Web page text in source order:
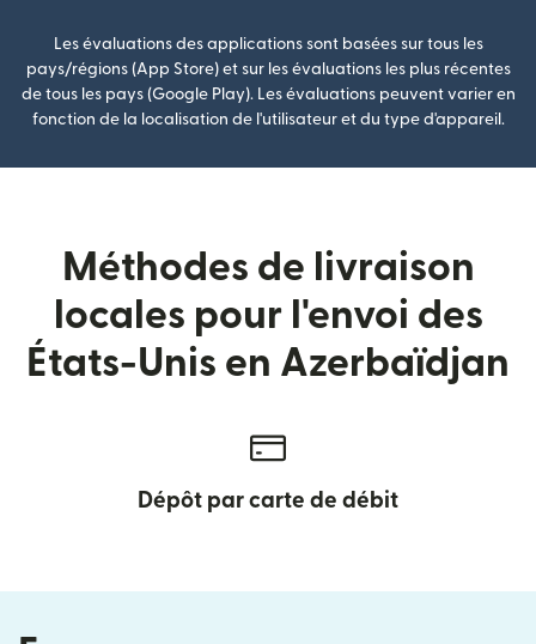
Les évaluations des applications sont basées sur tous les
pays/régions (App Store) et sur les évaluations les plus récentes
de tous les pays (Google Play). Les évaluations peuvent varier en
fonction de la localisation de l'utilisateur et du type d'appareil.
Méthodes de livraison
locales pour l'envoi des
États-Unis en Azerbaïdjan
Dépôt par carte de débit